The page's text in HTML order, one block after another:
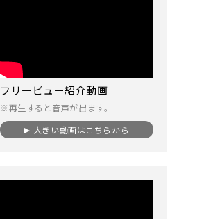
フリービュー紹介動画
※再生すると音声が出ます。
大きい動画はこちらから